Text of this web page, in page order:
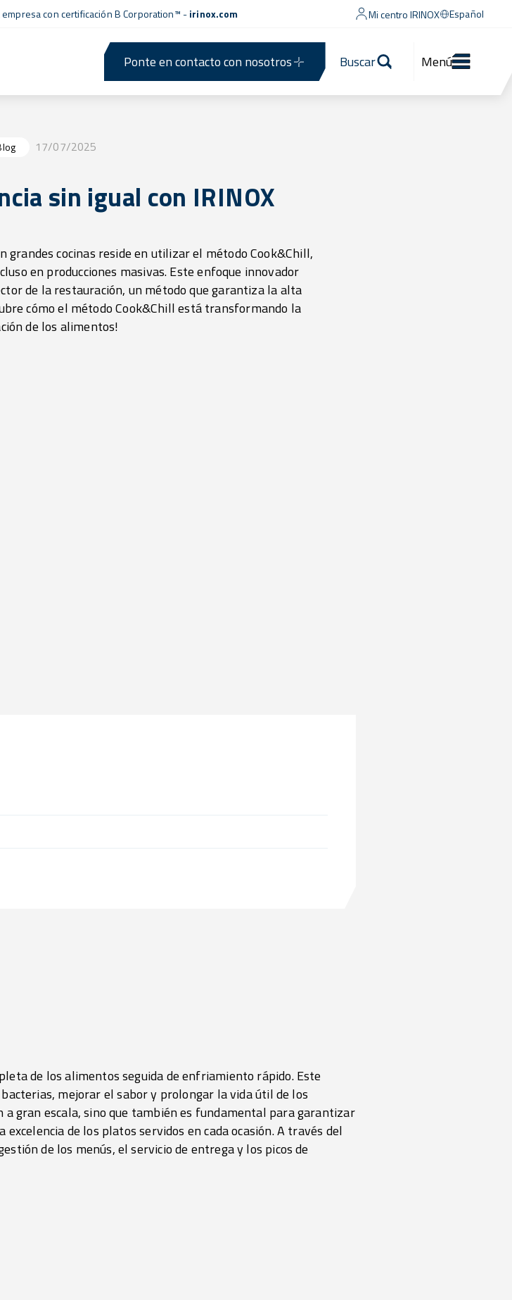
concertificación B Corporation™ -irinox.com Mi centro IRINOX Español
Ponte en contacto con nosotros Buscar Menú
17/07/2025
sin igual con IRINOX
grandes cocinas reside en utilizar el método Cook&Chill,
en producciones masivas. Este enfoque innovador
de la restauración, un método que garantiza la alta
cómo el método Cook&Chill está transformando la
de los alimentos!
de los alimentos seguida de enfriamiento rápido. Este
mejorar el sabor y prolongar la vida útil de los
gran escala, sino que también es fundamental para garantizar
de los platos servidos en cada ocasión. A través del
de los menús, el servicio de entrega y los picos de